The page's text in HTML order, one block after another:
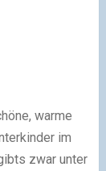
warme
im
zwar unter